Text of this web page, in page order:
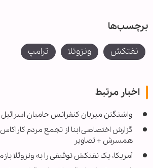
برچسب‌ها
نفتکش ونزوئلا ترامپ
اخبار مرتبط
واشنگتن میزبان کنفرانس حامیان اسرائیل با حضور
گزارش اختصاصی ابنا از تجمع مردم کاراکاس
همسرش + تصاویر
آمریکا، یک نفتکش توقیفی را به ونزوئلا